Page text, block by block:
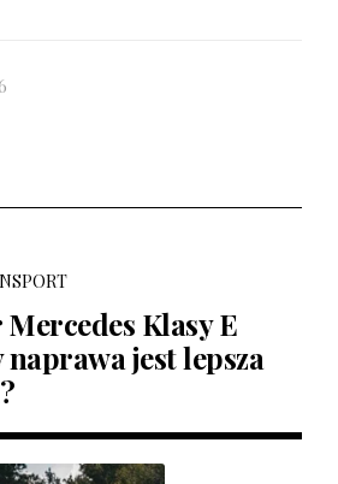
Klasy E
naprawa jest lepsza